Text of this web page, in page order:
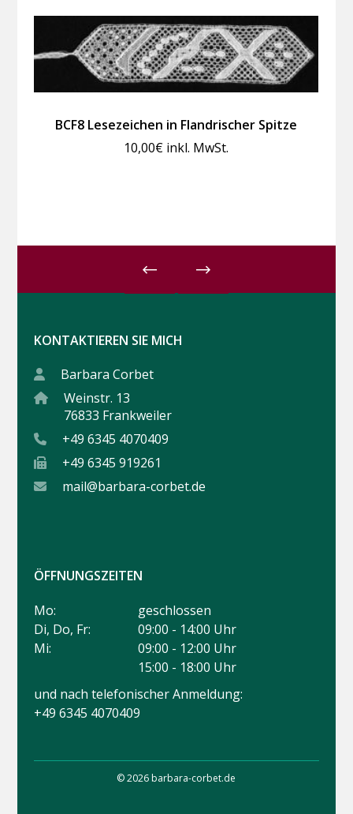
BCF8 Lesezeichen in Flandrischer Spitze
10,00€ inkl. MwSt.
KONTAKTIEREN SIE MICH
Barbara Corbet
Weinstr. 13
76833 Frankweiler
+49 6345 4070409
+49 6345 919261
mail@barbara-corbet.de
ÖFFNUNGSZEITEN
Mo:
geschlossen
Di, Do, Fr:
09:00 - 14:00 Uhr
Mi:
09:00 - 12:00 Uhr
15:00 - 18:00 Uhr
und nach telefonischer Anmeldung:
+49 6345 4070409
© 2026 barbara-corbet.de